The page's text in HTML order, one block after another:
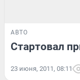
АВТО
Стартовал
23 июня, 2011, 08:11